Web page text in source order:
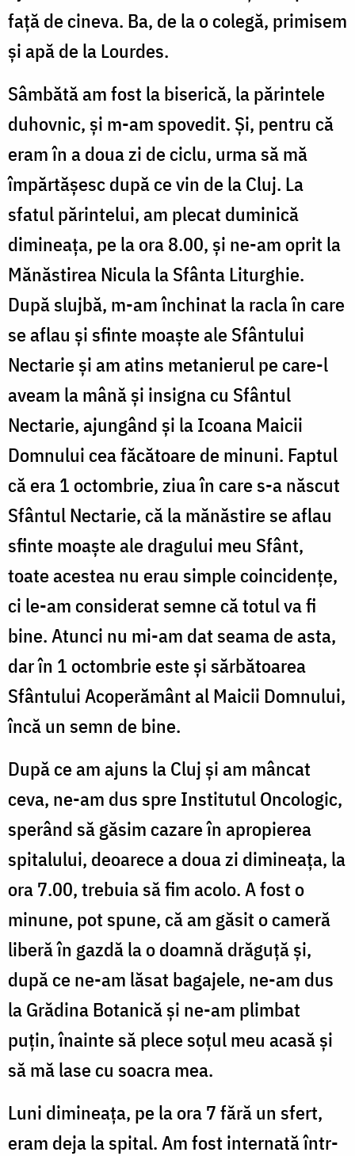
față de cineva. Ba, de la o colegă, primisem
și apă de la Lourdes.
Sâmbătă am fost la biserică, la părintele
duhovnic, și m-am spovedit. Și, pentru că
eram în a doua zi de ciclu, urma să mă
împărtășesc după ce vin de la Cluj. La
sfatul părintelui, am plecat duminică
dimineața, pe la ora 8.00, și ne-am oprit la
Mănăstirea Nicula la Sfânta Liturghie.
După slujbă, m-am închinat la racla în care
se aflau și sfinte moaște ale Sfântului
Nectarie și am atins metanierul pe care-l
aveam la mână și insigna cu Sfântul
Nectarie, ajungând și la Icoana Maicii
Domnului cea făcătoare de minuni. Faptul
că era 1 octombrie, ziua în care s-a născut
Sfântul Nectarie, că la mănăstire se aflau
sfinte moaște ale dragului meu Sfânt,
toate acestea nu erau simple coincidențe,
ci le-am considerat semne că totul va fi
bine. Atunci nu mi-am dat seama de asta,
dar în 1 octombrie este și sărbătoarea
Sfântului Acoperământ al Maicii Domnului,
încă un semn de bine.
După ce am ajuns la Cluj și am mâncat
ceva, ne-am dus spre Institutul Oncologic,
sperând să găsim cazare în apropierea
spitalului, deoarece a doua zi dimineața, la
ora 7.00, trebuia să fim acolo. A fost o
minune, pot spune, că am găsit o cameră
liberă în gazdă la o doamnă drăguță și,
după ce ne-am lăsat bagajele, ne-am dus
la Grădina Botanică și ne-am plimbat
puțin, înainte să plece soțul meu acasă și
să mă lase cu soacra mea.
Luni dimineața, pe la ora 7 fără un sfert,
eram deja la spital. Am fost internată într-